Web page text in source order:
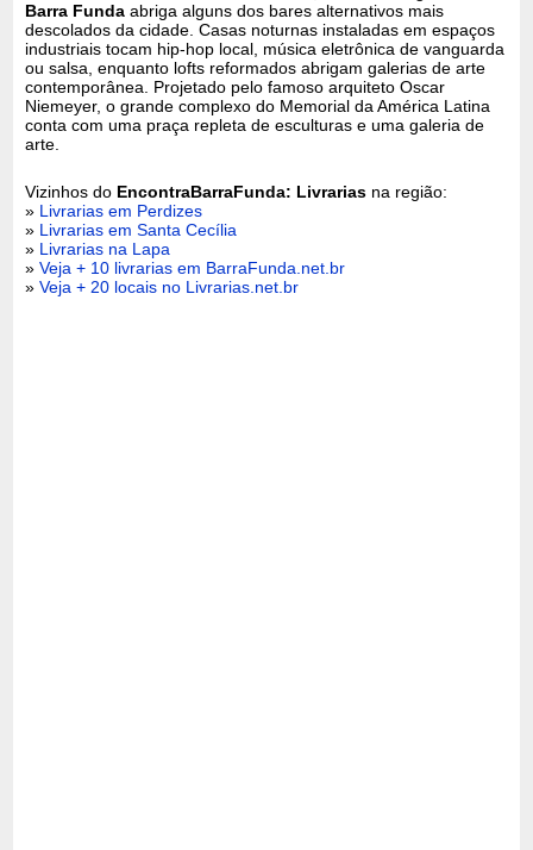
Barra Funda abriga alguns dos bares alternativos mais
descolados da cidade. Casas noturnas instaladas em espaços
industriais tocam hip-hop local, música eletrônica de vanguarda
ou salsa, enquanto lofts reformados abrigam galerias de arte
contemporânea. Projetado pelo famoso arquiteto Oscar
Niemeyer, o grande complexo do Memorial da América Latina
conta com uma praça repleta de esculturas e uma galeria de
arte.
Vizinhos do EncontraBarraFunda: Livrarias na região:
» Livrarias em Perdizes
» Livrarias em Santa Cecília
» Livrarias na Lapa
»Veja + 10 livrarias em BarraFunda.net.br
»Veja + 20 locais no Livrarias.net.br